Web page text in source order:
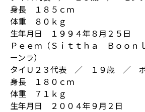
身長 １８５ｃｍ
体重 ８０ｋｇ
生年月日 １９９４年８月２５日
Ｐｅｅｍ（Ｓｉｔｔｈａ Ｂｏｏｎ
ーンラ）
タイＵ２３代表 ／ １９歳 ／
身長 １８０ｃｍ
体重 ７１ｋｇ
生年月日 ２００４年９月２日